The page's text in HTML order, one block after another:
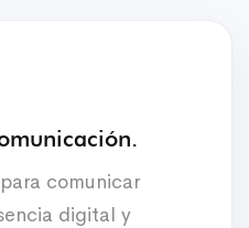
comunicar
digital y